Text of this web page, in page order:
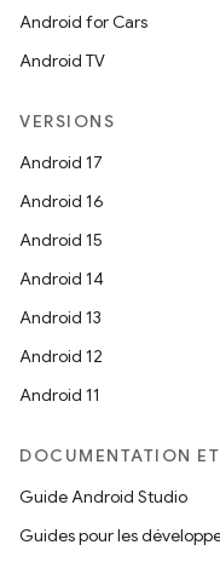
Android for Cars
Android TV
VERSIONS
Android 17
Android 16
Android 15
Android 14
Android 13
Android 12
Android 11
DOCUMENTATION
Guide Android Studio
Guides pour les